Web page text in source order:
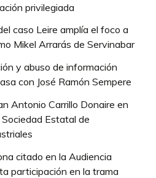
privilegiada
caso Leire amplía el foco a
Mikel Arrarás de Servinabar
y abuso de información
con José Ramón Sempere
Antonio Carrillo Donaire en
Estatal de
citado en la Audiencia
participación en la trama